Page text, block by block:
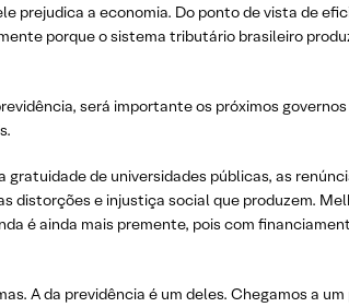
prejudica a economia. Do ponto de vista de
porque o sistema tributário brasileiro
será importante os próximos
de universidades públicas, as
e injustiça social que produzem.
é ainda mais premente, pois com
A da previdência é um deles. Chegamos a